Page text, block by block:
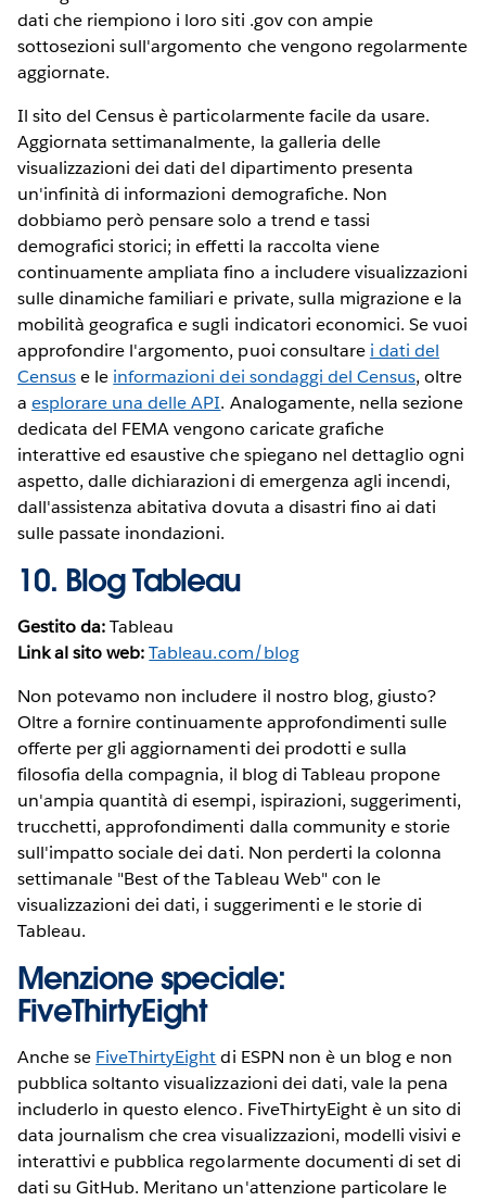
dati che riempiono i loro siti .gov con ampie
sottosezioni sull'argomento che vengono regolarmente
aggiornate.
Il sito del Census è particolarmente facile da usare.
Aggiornata settimanalmente, la galleria delle
visualizzazioni dei dati del dipartimento presenta
un'infinità di informazioni demografiche. Non
dobbiamo però pensare solo a trend e tassi
demografici storici; in effetti la raccolta viene
continuamente ampliata fino a includere visualizzazioni
sulle dinamiche familiari e private, sulla migrazione e la
mobilità geografica e sugli indicatori economici. Se vuoi
approfondire l'argomento, puoi consultare i dati del
Censuse le informazioni dei sondaggi del Census, oltre
aesplorare una delle API. Analogamente, nella sezione
dedicata del FEMA vengono caricate grafiche
interattive ed esaustive che spiegano nel dettaglio ogni
aspetto, dalle dichiarazioni di emergenza agli incendi,
dall'assistenza abitativa dovuta a disastri fino ai dati
sulle passate inondazioni.
10. Blog Tableau
Gestito da:Tableau
Link al sito web: Tableau.com/blog
Non potevamo non includere il nostro blog, giusto?
Oltre a fornire continuamente approfondimenti sulle
offerte per gli aggiornamenti dei prodotti e sulla
filosofia della compagnia, il blog di Tableau propone
un'ampia quantità di esempi, ispirazioni, suggerimenti,
trucchetti, approfondimenti dalla community e storie
sull'impatto sociale dei dati. Non perderti la colonna
settimanale "Best of the Tableau Web" con le
visualizzazioni dei dati, i suggerimenti e le storie di
Tableau.
Menzione speciale:
FiveThirtyEight
Anche se FiveThirtyEightdi ESPN non è un blog e non
pubblica soltanto visualizzazioni dei dati, vale la pena
includerlo in questo elenco. FiveThirtyEight è un sito di
data journalism che crea visualizzazioni, modelli visivi e
interattivi e pubblica regolarmente documenti di set di
dati su GitHub. Meritano un'attenzione particolare le